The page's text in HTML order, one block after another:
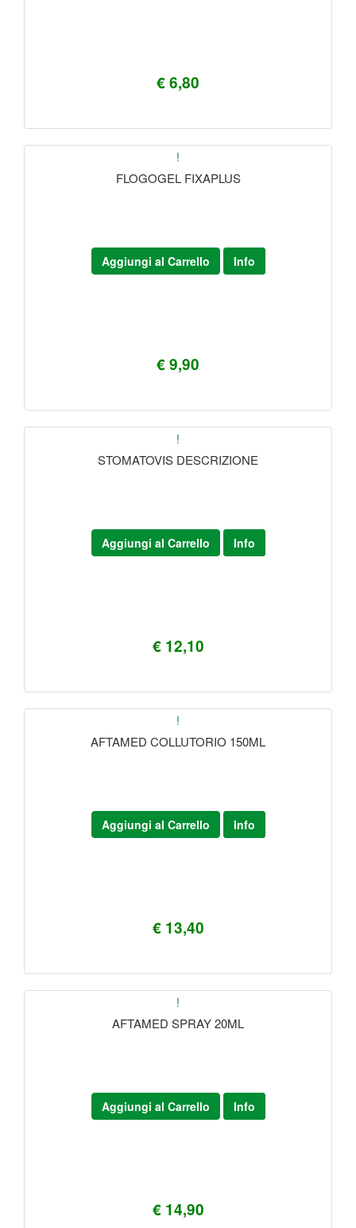
€ 6,80
!
FLOGOGEL FIXAPLUS
€ 9,90
Aggiungi al Carrello Info
!
STOMATOVIS DESCRIZIONE
€ 12,10
Aggiungi al Carrello Info
!
AFTAMED COLLUTORIO 150ML
€ 13,40
Aggiungi al Carrello Info
!
AFTAMED SPRAY 20ML
€ 14,90
Aggiungi al Carrello Info